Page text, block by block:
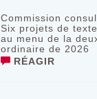
Commission
Six projets de
au menu de la
ordinaire de 2026
RÉAGIR